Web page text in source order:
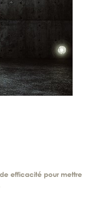
efficacité pour mettre